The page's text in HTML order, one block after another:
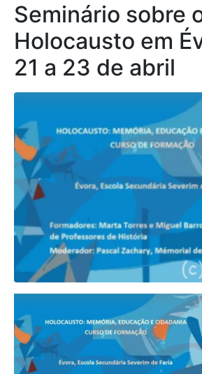
Seminário sobre
Holocausto em
21 a 23 de abril